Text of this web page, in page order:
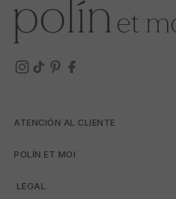
ATENCIÓN AL CLIENTE
POLÍN ET MOI
­ LEGAL